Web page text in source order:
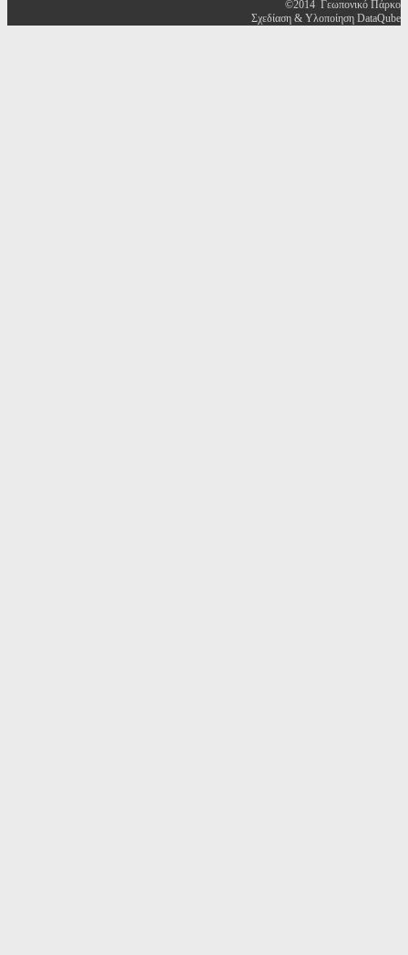
©2014 Γεωπονικό Πάρκο
Σχεδίαση & Υλοποίηση DataQube